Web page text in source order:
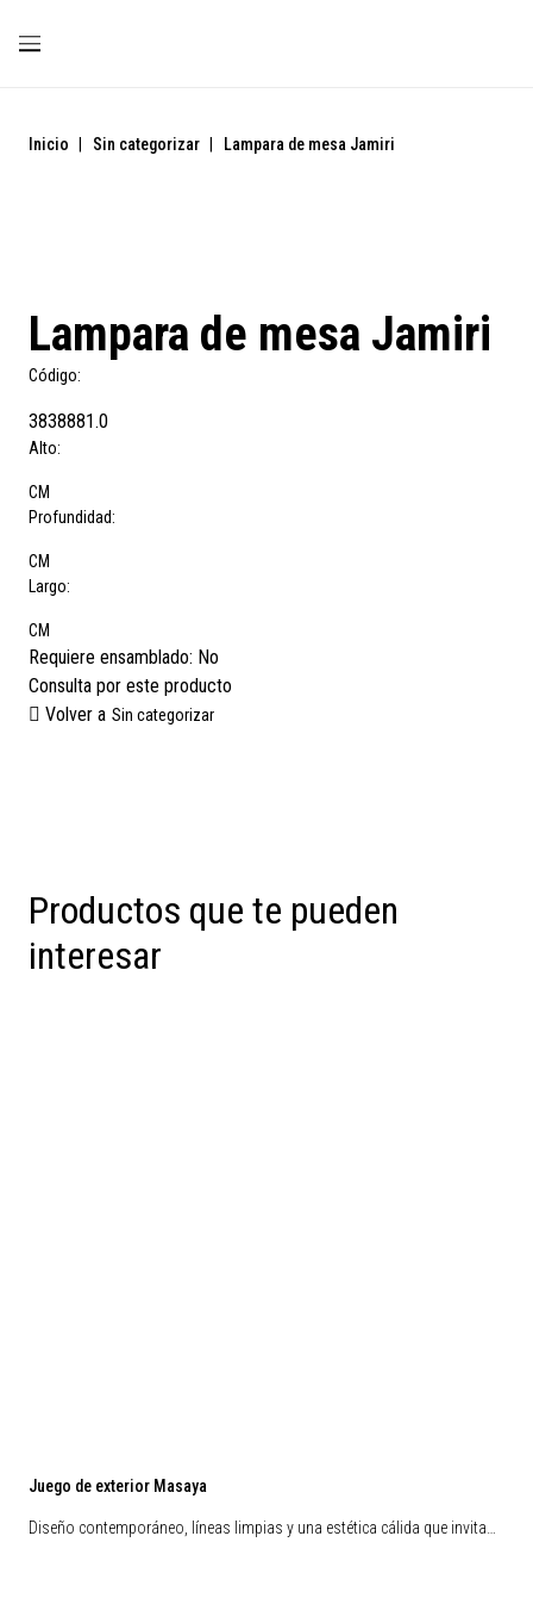
Inicio Sin categorizar Lampara de mesa Jamiri
Lampara de mesa Jamiri
Código:
3838881.0
Alto:
CM
Profundidad:
CM
Largo:
CM
Requiere ensamblado: No
Consulta por este producto
Volver a Sin categorizar
Productos que te pueden
interesar
Juego de exterior Masaya
Diseño contemporáneo, líneas limpias y una estética cálida que invita…